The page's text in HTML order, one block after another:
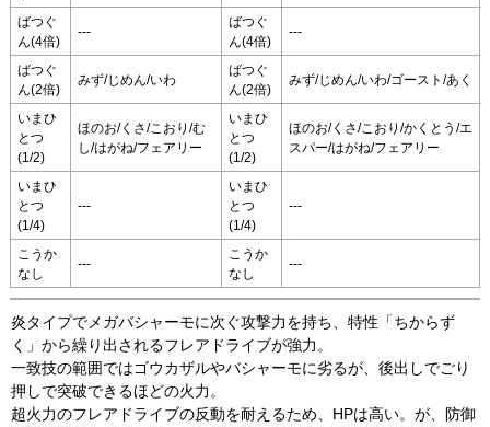
ばつぐ
ん(4倍)
---
ばつぐ
ん(4倍)
---
ばつぐ
ん(2倍)
みず/じめん/いわ
ばつぐ
ん(2倍)
みず/じめん/いわ/ゴースト/あく
いまひ
とつ
(1/2)
ほのお/くさ/こおり/む
し/はがね/フェアリー
いまひ
とつ
(1/2)
ほのお/くさ/こおり/かくとう/エ
スパー/はがね/フェアリー
いまひ
とつ
(1/4)
---
いまひ
とつ
(1/4)
---
こうか
なし
---
こうか
なし
---
炎タイプでメガバシャーモに次ぐ攻撃力を持ち、特性「ちからず
く」から繰り出されるフレアドライブが強力。
一致技の範囲ではゴウカザルやバシャーモに劣るが、後出しでごり
押しで突破できるほどの火力。
超火力のフレアドライブの反動を耐えるため、HPは高い。が、防御